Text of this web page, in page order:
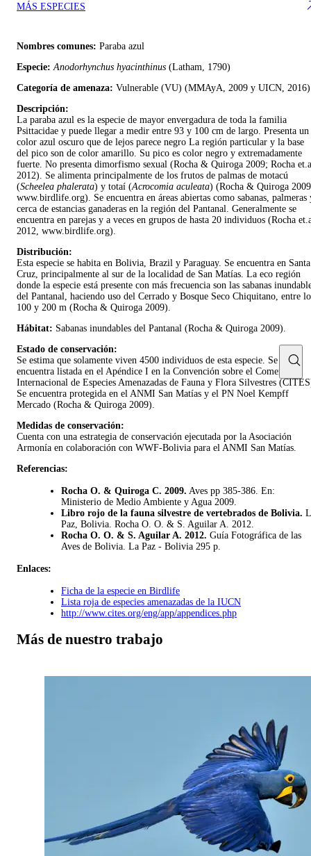
MÁS ESPECIES
Nombres comunes: Paraba azul
Especie: Anodorhynchus hyacinthinus (Latham, 1790)
Categoría de amenaza: Vulnerable (VU) (MMAyA, 2009 y UICN, 2016)
Descripción:
La paraba azul es la especie de mayor envergadura de toda la familia
Psittacidae y puede llegar a medir entre 93 y 100 cm de largo. Presenta un
color azul oscuro que de lejos parece negro La región particular y la base
del pico son de color amarillo. Su pico es color negro y extremadamente
fuerte. No presenta dimorfismo sexual (Rocha & Quiroga 2009; Rocha
2012). Se alimenta principalmente de los frutos de palmas de motacú
(Scheelea phalerata) y totaí (Acrocomia aculeata) (Rocha & Quiroga
www.birdlife.org). Se encuentra en áreas abiertas como sabanas, palmeras
cerca de estancias ganaderas en la región del Pantanal. Generalmente se
encuentra en parejas y a veces en grupos de hasta 20 individuos (Rocha
2012, www.birdlife.org).
Distribución:
Esta especie se habita en Bolivia, Brazil y Paraguay. Se encuentra en Santa
Cruz, principalmente al sur de la localidad de San Matías. La eco región
donde la especie está presente con más frecuencia son las sabanas
del Pantanal, haciendo uso del Cerrado y Bosque Seco Chiquitano, entre
100 y 200 m (Rocha & Quiroga 2009).
Hábitat: Sabanas inundables del Pantanal (Rocha & Quiroga 2009).
Estado de conservación:
Se estima que solamente viven 4500 individuos de esta especie. Se
encuentra listada en el Apéndice I en la Convención sobre el Comercio
Internacional de Especies Amenazadas de Fauna y Flora Silvestres
Se encuentra protegida en el ANMI San Matías y el PN Noel Kempff
Mercado (Rocha & Quiroga 2009).
Medidas de conservación:
Cuenta con una estrategia de conservación ejecutada por la Asociación
Armonía en colaboración con WWF-Bolivia para el ANMI San Matías.
Referencias:
Rocha O. & Quiroga C. 2009. Aves pp 385-386. En:
Ministerio de Medio Ambiente y Agua 2009.
Libro rojo de la fauna silvestre de vertebrados de Bolivia.
Paz, Bolivia. Rocha O. O. & S. Aguilar A. 2012.
Rocha O. O. & S. Aguilar A. 2012. Guía Fotográfica de las
Aves de Bolivia. La Paz - Bolivia 295 p.
Enlaces:
Ficha de la especie en Birdlife
Lista roja de especies amenazadas de la IUCN
http://www.cites.org/eng/app/appendices.php
Más de nuestro trabajo